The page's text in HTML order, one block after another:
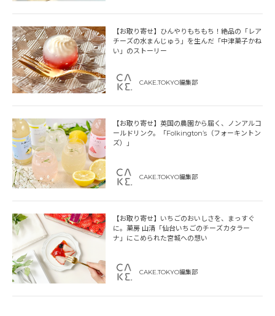
【お取り寄せ】ひんやりもちもち！絶品の「レア
チーズの水まんじゅう」を生んだ「中津菓子かね
い」のストーリー
CAKE.TOKYO編集部
【お取り寄せ】英国の農園から届く、ノンアルコ
ールドリンク。「Folkington’s（フォーキントン
ズ）」
CAKE.TOKYO編集部
【お取り寄せ】いちごのおいしさを、まっすぐ
に。菓房 山清「仙台いちごのチーズカタラー
ナ」にこめられた宮城への想い
CAKE.TOKYO編集部